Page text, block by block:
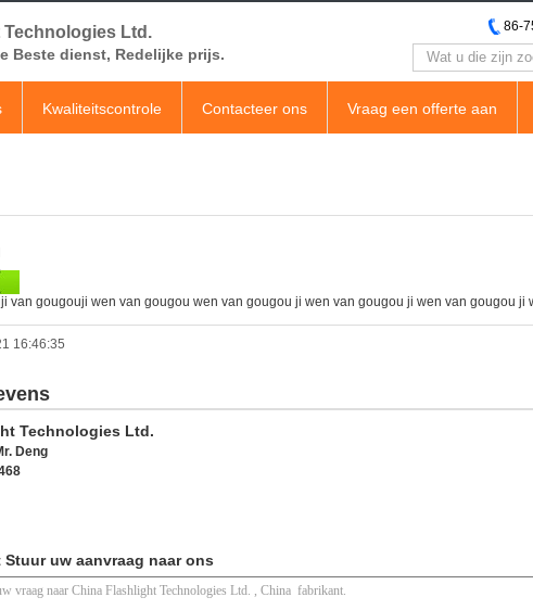
Ltd.
Beste dienst, Redelijke prijs.
86-
Kwaliteitscontrole Contacteer ons Vraag een offerte aan
van gougouji wen van gougou wen van gougou ji wen van gougou ji wen van gougou ji
16:46:35
Technologies Ltd.
Deng
Stuur uw aanvraag naar ons